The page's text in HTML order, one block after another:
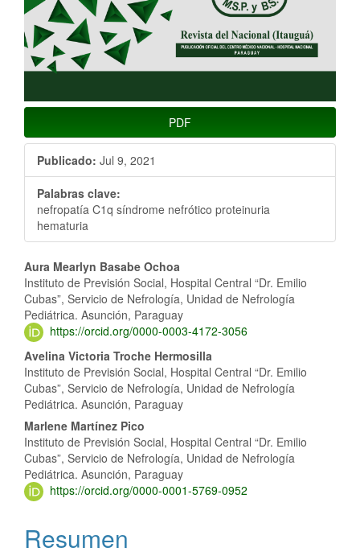
PDF
Publicado: Jul 9, 2021
Palabras clave:
nefropatía C1q síndrome nefrótico proteinuria
hematuria
Contenido
principal
del
artículo
Aura Mearlyn Basabe Ochoa
Instituto de Previsión Social, Hospital Central “Dr. Emilio
Cubas”, Servicio de Nefrología, Unidad de Nefrología
Pediátrica. Asunción, Paraguay
https://orcid.org/0000-0003-4172-3056
Avelina Victoria Troche Hermosilla
Instituto de Previsión Social, Hospital Central “Dr. Emilio
Cubas”, Servicio de Nefrología, Unidad de Nefrología
Pediátrica. Asunción, Paraguay
Marlene Martínez Pico
Instituto de Previsión Social, Hospital Central “Dr. Emilio
Cubas”, Servicio de Nefrología, Unidad de Nefrología
Pediátrica. Asunción, Paraguay
https://orcid.org/0000-0001-5769-0952
Resumen